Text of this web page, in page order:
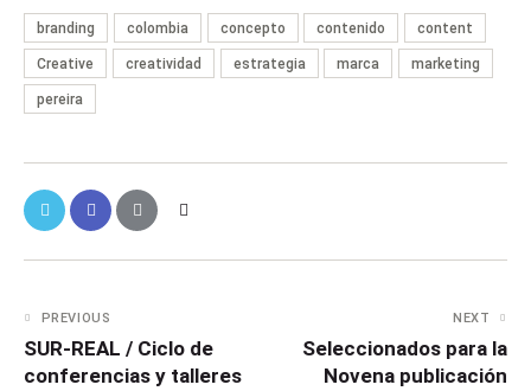
branding colombia concepto contenido content
Creative creatividad estrategia marca marketing
pereira
PREVIOUS
SUR-REAL / Ciclo de
conferencias y talleres
NEXT
Seleccionados para la
Novena publicación